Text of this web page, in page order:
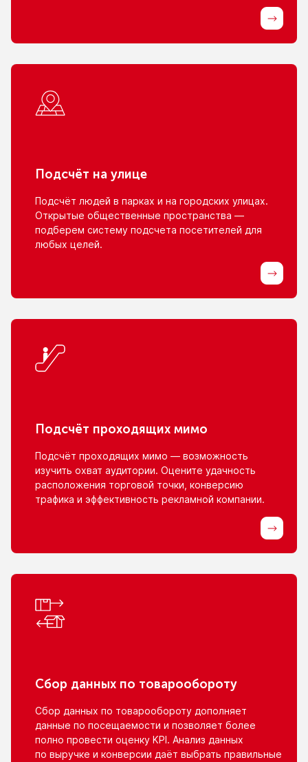
Подсчёт на улице
Подсчёт людей в парках и на городских улицах.
Открытые общественные пространства —
подберем систему подсчета посетителей для
любых целей.
Подсчёт проходящих мимо
Подсчёт проходящих мимо — возможность
изучить охват аудитории. Оцените удачность
расположения торговой точки, конверсию
трафика и эффективность рекламной компании.
Сбор данных по товарообороту
Сбор данных по товарообороту дополняет
данные по посещаемости и позволяет более
полно провести оценку KPI. Анализ данных
по выручке и конверсии даёт выбрать правильные